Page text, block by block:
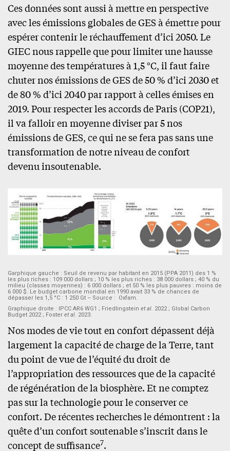
Ces données sont aussi à mettre en perspective
avec les émissions globales de GES à émettre pour
espérer contenir le réchauffement d’ici 2050. Le
GIEC nous rappelle que pour limiter une hausse
moyenne des températures à 1,5 °C, il faut faire
chuter nos émissions de GES de 50 % d’ici 2030 et
de 80 % d’ici 2040 par rapport à celles émises en
2019. Pour respecter les accords de Paris (COP21),
il va falloir en moyenne diviser par 5 nos
émissions de GES, ce qui ne se fera pas sans une
transformation de notre niveau de confort
devenu insoutenable.
Garphique gauche : Seuil de revenu par habitant en 2015 (PPA 2011) des 1 %
les plus riches : 109 000 dollars ; 10 % les plus riches : 38 000 dollars ; 40 % du
milieu (classes moyennes) : 6 000 dollars ; et 50 % les plus pauvres : moins de
6 000 $. Le budget carbone mondial en 1990 avait 33 % de chances de
dépasser les 1,5 °C : 1 250 Gt – Source : Oxfam.
Graphique droite : IPCC AR6 WG1 ; Friedlingstein et al. 2022 ; Global Carbon
Budget 2022 ; Foster et al. 2023.
Nos modes de vie tout en confort dépassent déjà
largement la capacité de charge de la Terre, tant
du point de vue de l’équité du droit de
l’appropriation des ressources que de la capacité
de régénération de la biosphère. Et ne comptez
pas sur la technologie pour le conserver ce
confort. De récentes recherches le démontrent : la
quête d’un confort soutenable s’inscrit dans le
concept de suffisance7.